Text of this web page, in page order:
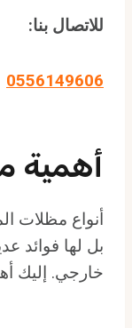
للاتصال بنا:
0556149606
أهمية
أنواع مظلات
بل لها فوائد
خارجي. إليك